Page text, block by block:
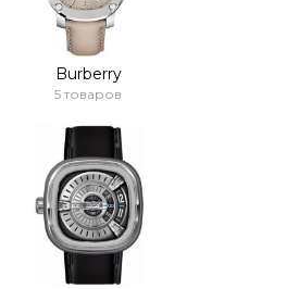
Burberry
5 товаров